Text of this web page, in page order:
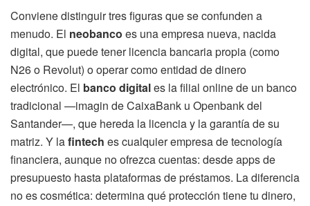
Conviene distinguir tres figuras que se confunden a
menudo. El neobanco es una empresa nueva, nacida
digital, que puede tener licencia bancaria propia (como
N26 o Revolut) o operar como entidad de dinero
electrónico. El banco digitales la filial online de un banco
tradicional —imagin de CaixaBank u Openbank del
Santander—, que hereda la licencia y la garantía de su
matriz. Y lafintech es cualquier empresa de tecnología
financiera, aunque no ofrezca cuentas: desde apps de
presupuesto hasta plataformas de préstamos. La diferencia
no es cosmética: determina qué protección tiene tu dinero,